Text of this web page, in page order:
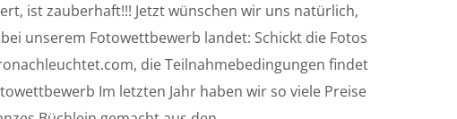
ist zauberhaft!!! Jetzt wünschen wir uns natürlich,
unserem Fotowettbewerb landet: Schickt die Fotos
die Teilnahmebedingungen findet
Im letzten Jahr haben wir so viele Preise